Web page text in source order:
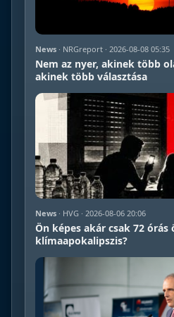
News · NRGreport · 2026-08-08 05:35
Nem az nyer, akinek több
akinek több választása
News · HVG · 2026-08-06 20:06
Ön képes akár csak 72
klímaapokalipszis?